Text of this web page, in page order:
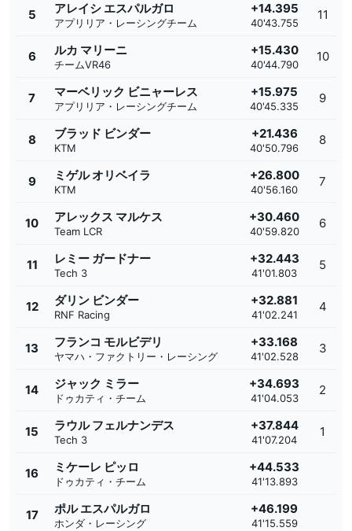
5 アレイシ エスパルガロ
アプリリア・レーシングチーム
+14.395
40'43.755
11
6 ルカ マリーニ
チームVR46
+15.430
40'44.790
10
7 マーベリック ビニャーレス
アプリリア・レーシングチーム
+15.975
40'45.335
9
8 ブラッド ビンダー
KTM
+21.436
40'50.796
8
9 ミゲル オリベイラ
KTM
+26.800
40'56.160
7
10 アレックス マルケス
Team LCR
+30.460
40'59.820
6
11 レミー ガードナー
Tech 3
+32.443
41'01.803
5
12 ダリン ビンダー
RNF Racing
+32.881
41'02.241
4
13 フランコ モルビデリ
ヤマハ・ファクトリー・レーシング
+33.168
41'02.528
3
14 ジャック ミラー
ドゥカティ・チーム
+34.693
41'04.053
2
15 ラウル フェルナンデス
Tech 3
+37.844
41'07.204
1
16 ミケーレ ピッロ
ドゥカティ・チーム
+44.533
41'13.893
17 ポル エスパルガロ
ホンダ・レーシング
+46.199
41'15.559